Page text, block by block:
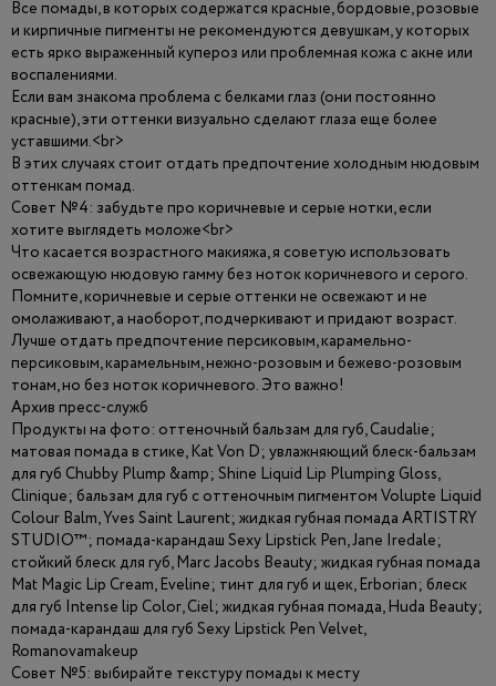
Все помады, в которых содержатся красные, бордовые, розовые
и кирпичные пигменты не рекомендуются девушкам, у которых
есть ярко выраженный купероз или проблемная кожа с акне или
воспалениями.
Если вам знакома проблема с белками глаз (они постоянно
красные), эти оттенки визуально сделают глаза еще более
уставшими.<br>
В этих случаях стоит отдать предпочтение холодным нюдовым
оттенкам помад.
Совет №4: забудьте про коричневые и серые нотки, если
хотите выглядеть моложе<br>
Что касается возрастного макияжа, я советую использовать
освежающую нюдовую гамму без ноток коричневого и серого.
Помните, коричневые и серые оттенки не освежают и не
омолаживают, а наоборот, подчеркивают и придают возраст.
Лучше отдать предпочтение персиковым, карамельно-
персиковым, карамельным, нежно-розовым и бежево-розовым
тонам, но без ноток коричневого. Это важно!
Архив пресс-служб
Продукты на фото: оттеночный бальзам для губ, Caudalie;
матовая помада в стике, Kat Von D; увлажняющий блеск-бальзам
для губ Chubby Plump &amp; Shine Liquid Lip Plumping Gloss,
Clinique; бальзам для губ с оттеночным пигментом Volupte Liquid
Colour Balm, Yves Saint Laurent; жидкая губная помада ARTISTRY
STUDIO™; помада-карандаш Sexy Lipstick Pen, Jane Iredale;
стойкий блеск для губ, Marc Jacobs Beauty; жидкая губная помада
Mat Magic Lip Cream, Eveline; тинт для губ и щек, Erborian; блеск
для губ Intense lip Color, Ciel; жидкая губная помада, Huda Beauty;
помада-карандаш для губ Sexy Lipstick Pen Velvet,
Romanovamakeup
Совет №5: выбирайте текстуру помады к месту